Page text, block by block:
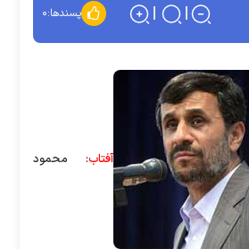
پسندها:۰
آفتاب: محمود